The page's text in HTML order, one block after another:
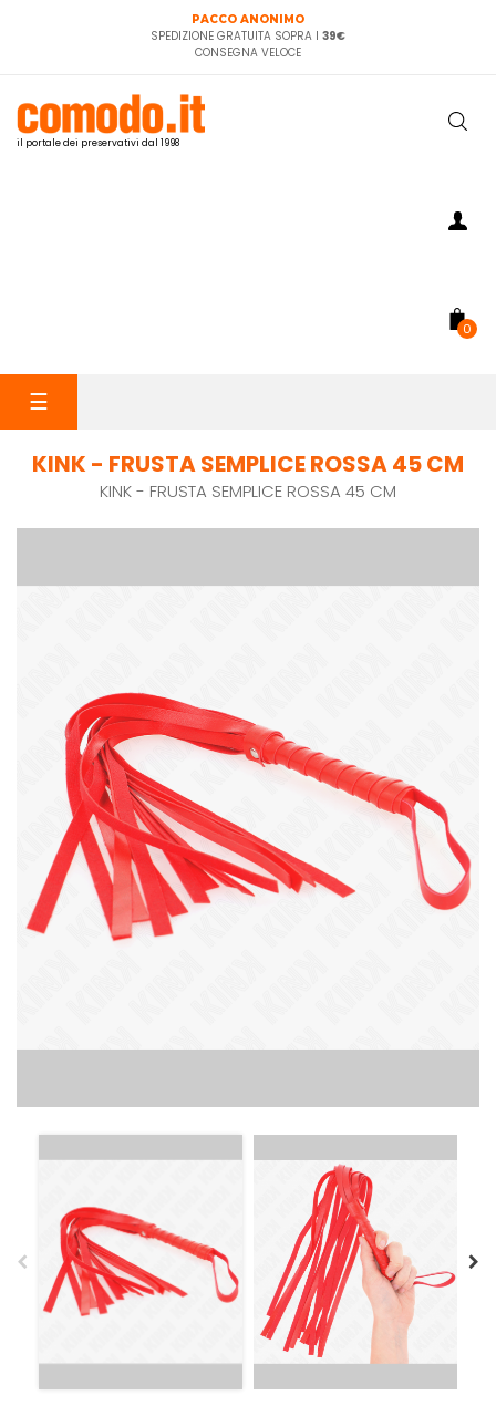
PACCO ANONIMO
SPEDIZIONE GRATUITA SOPRA I 39€
CONSEGNA VELOCE
il portale dei preservativi dal 1998
0
navigazione
☰
KINK - FRUSTA SEMPLICE ROSSA 45 CM
KINK - FRUSTA SEMPLICE ROSSA 45 CM